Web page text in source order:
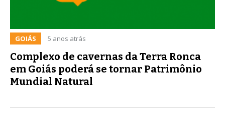
GOIÁS 5 anos atrás
Complexo de cavernas da Terra Ronca
em Goiás poderá se tornar Patrimônio
Mundial Natural